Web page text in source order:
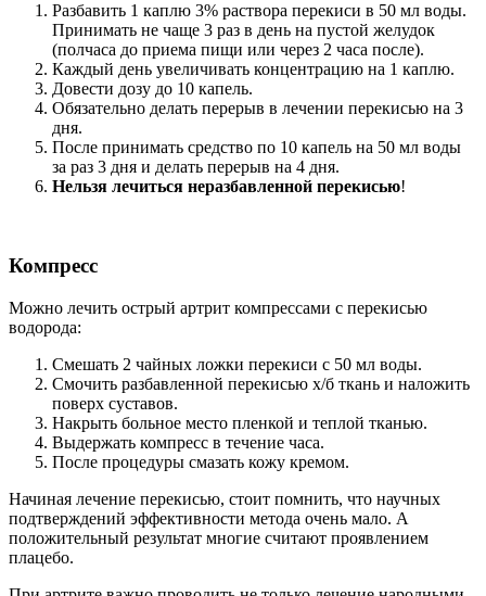
Разбавить 1 каплю 3% раствора перекиси в 50 мл воды.
Принимать не чаще 3 раз в день на пустой желудок
(полчаса до приема пищи или через 2 часа после).
Каждый день увеличивать концентрацию на 1 каплю.
Довести дозу до 10 капель.
Обязательно делать перерыв в лечении перекисью на 3
дня.
После принимать средство по 10 капель на 50 мл воды
за раз 3 дня и делать перерыв на 4 дня.
Нельзя лечиться неразбавленной перекисью!
Компресс
Можно лечить острый артрит компрессами с перекисью
водорода:
Смешать 2 чайных ложки перекиси с 50 мл воды.
Смочить разбавленной перекисью х/б ткань и наложить
поверх суставов.
Накрыть больное место пленкой и теплой тканью.
Выдержать компресс в течение часа.
После процедуры смазать кожу кремом.
Начиная лечение перекисью, стоит помнить, что научных
подтверждений эффективности метода очень мало. А
положительный результат многие считают проявлением
плацебо.